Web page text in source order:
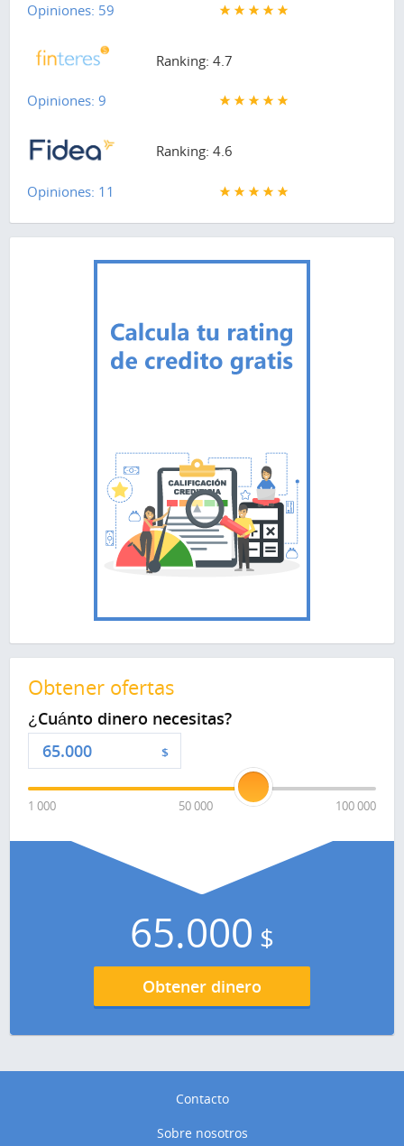
Opiniones: 59
Ranking: 4.7
Opiniones: 9
Ranking: 4.6
Opiniones: 11
Obtener ofertas
¿Cuánto dinero necesitas?
$
1 000 50 000 100 000
65.000 $
Obtener dinero
Contacto
Sobre nosotros